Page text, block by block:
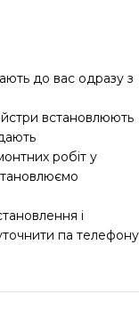
до вас одразу з
встановлюють
робіт у
і
па телефону